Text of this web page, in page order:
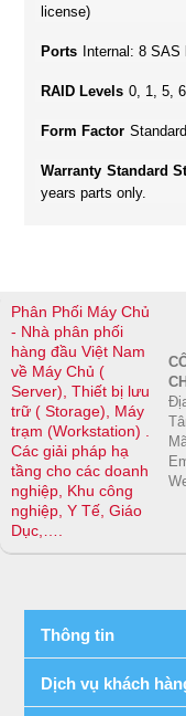
license)
Ports Internal: 8
RAID Levels 0, 1, 5,
Form Factor
Warranty Standard
years parts only.
Phân Phối Máy Chủ
- Nhà phân phối
hàng đầu Việt Nam
về Máy Chủ (
Server), Thiết bị lưu
trữ ( Storage), Máy
trạm (Workstation) .
Các giải pháp hạ
tầng cho các doanh
nghiệp, Khu công
nghiệp, Y Tế, Giáo
Dục,….
Thông tin
Dịch vụ khách